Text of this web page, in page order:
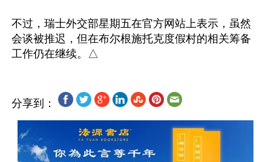
不过，瑞士外交部星期五在官方网站上表示，虽然
会谈被推迟，但在布尔根施托克度假村的相关筹备
分享到：